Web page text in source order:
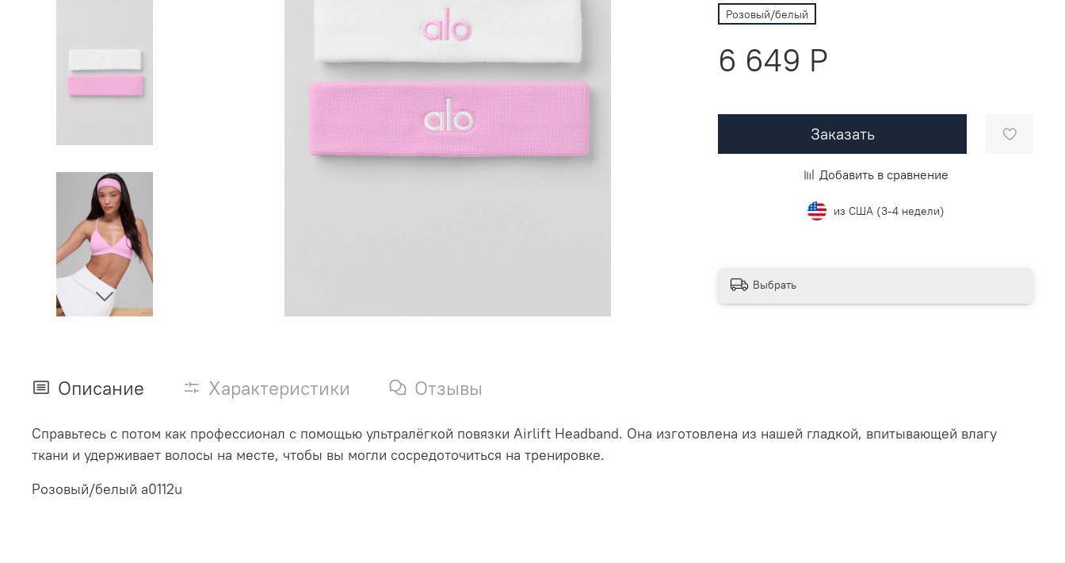
Розовый/белый
6 649 P
Заказать
Добавить в сравнение
из США (3-4 недели)
Выбрать
Описание Характеристики Отзывы
Справьтесь с потом как профессионал с помощью ультралёгкой повязки Airlift Headband. Она изготовлена из нашей гладкой, впитывающей влагу
ткани и удерживает волосы на месте, чтобы вы могли сосредоточиться на тренировке.
Розовый/белый a0112u